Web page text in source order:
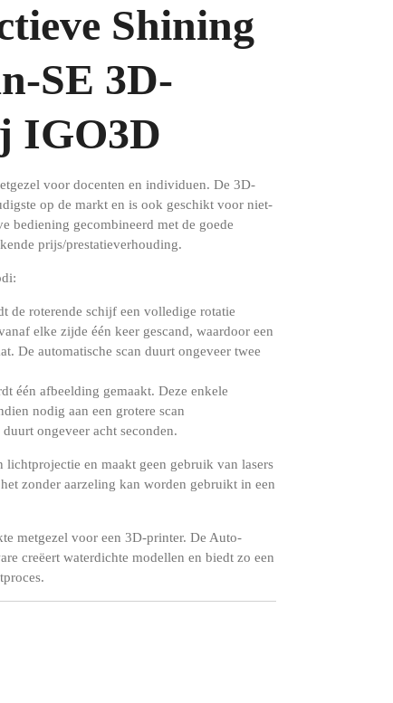
Shining
SE 3D-
IGO3D
voor docenten en individuen. De 3D-
op de markt en is ook geschikt voor niet-
bediening gecombineerd met de goede
prijs/prestatieverhouding.
de roterende schijf een volledige rotatie
elke zijde één keer gescand, waardoor een
De automatische scan duurt ongeveer twee
één afbeelding gemaakt. Deze enkele
nodig aan een grotere scan
ongeveer acht seconden.
lichtprojectie en maakt geen gebruik van lasers
zonder aarzeling kan worden gebruikt in een
metgezel voor een 3D-printer. De Auto-
creëert waterdichte modellen en biedt zo een